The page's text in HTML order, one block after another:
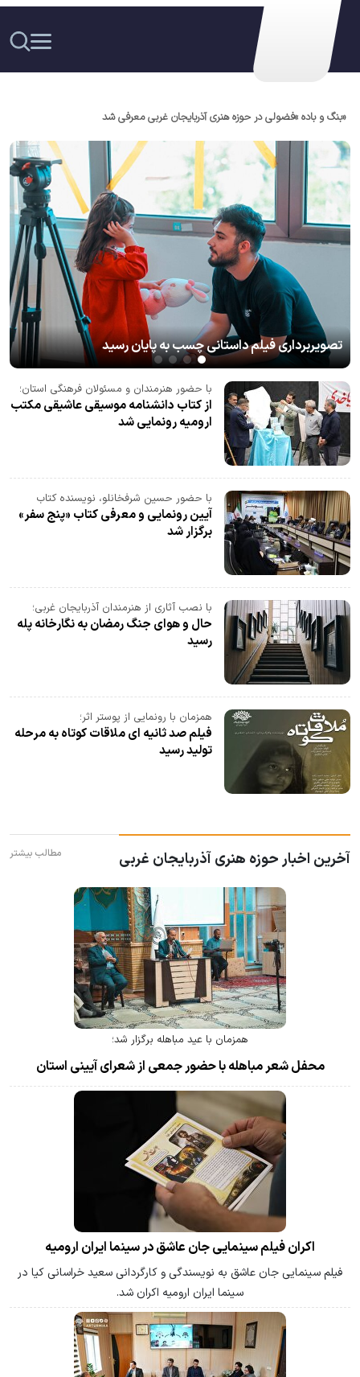
فراخوان سوگواره رسانه‌ای «روایت وداع» منتشر شد
با حضور هنرمندان و مسئولان فرهنگی استان؛
از کتاب دانشنامه موسیقی عاشیقی مکتب
ارومیه رونمایی شد
با حضور حسین شرفخانلو، نویسنده کتاب
آیین رونمایی و معرفی کتاب «پنج سفر»
برگزار شد
با نصب آثاری از هنرمندان آذربایجان غربی؛
حال و هوای جنگ رمضان به نگارخانه پله
رسید
همزمان با رونمایی از پوستر اثر؛
فیلم صد ثانیه ای ملاقات کوتاه به مرحله
تولید رسید
آخرین اخبار حوزه هنری آذربایجان غربی مطالب بیشتر
همزمان با عید مباهله برگزار شد؛
محفل شعر مباهله با حضور جمعی از شعرای آیینی استان
اکران فیلم سینمایی جان عاشق در سینما ایران ارومیه
فیلم سینمایی جان عاشق به نویسندگی و کارگردانی سعید خراسانی کیا در
سینما ایران ارومیه اکران شد.